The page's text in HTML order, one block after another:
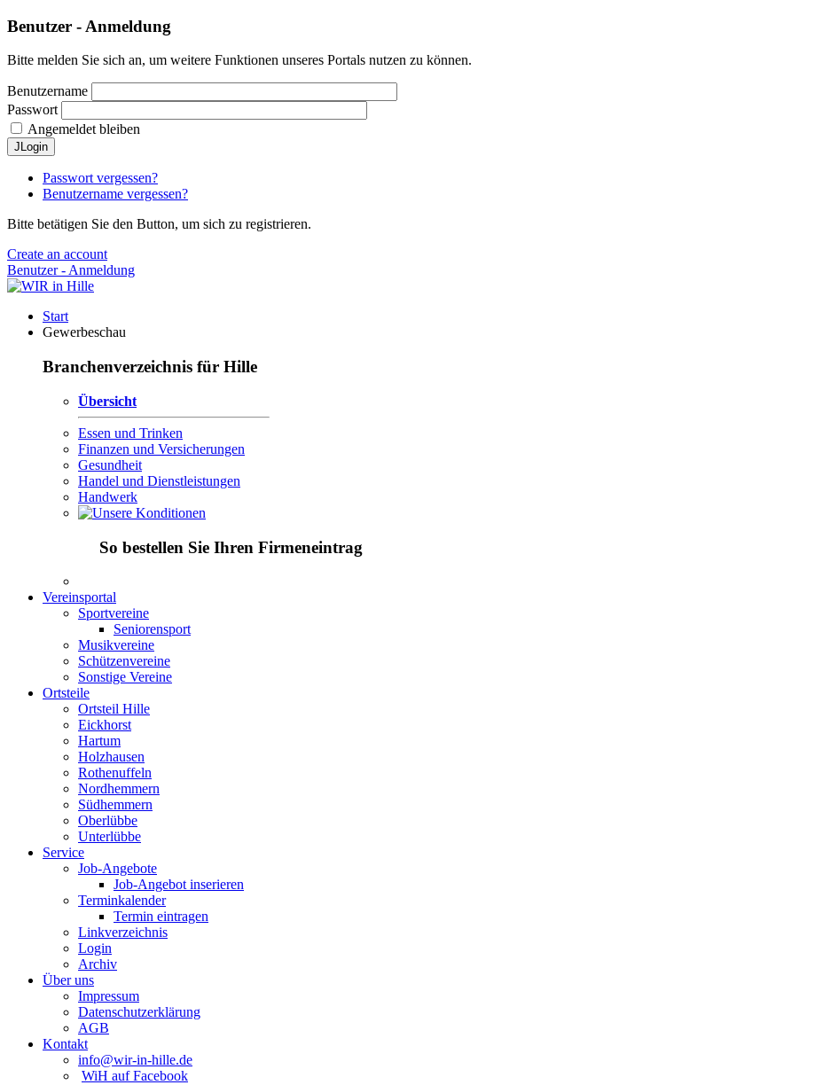
Benutzer - Anmeldung
Bitte melden Sie sich an, um weitere Funktionen unseres Portals nutzen zu können.
Benutzername
Passwort
Angemeldet bleiben
JLogin
Passwort vergessen?
Benutzername vergessen?
Bitte betätigen Sie den Button, um sich zu registrieren.
Create an account
Benutzer - Anmeldung
Start
Gewerbeschau
Branchenverzeichnis für Hille
Übersicht
Essen und Trinken
Finanzen und Versicherungen
Gesundheit
Handel und Dienstleistungen
Handwerk
So bestellen Sie Ihren Firmeneintrag
Vereinsportal
Sportvereine
Seniorensport
Musikvereine
Schützenvereine
Sonstige Vereine
Ortsteile
Ortsteil Hille
Eickhorst
Hartum
Holzhausen
Rothenuffeln
Nordhemmern
Südhemmern
Oberlübbe
Unterlübbe
Service
Job-Angebote
Job-Angebot inserieren
Terminkalender
Termin eintragen
Linkverzeichnis
Login
Archiv
Über uns
Impressum
Datenschutzerklärung
AGB
Kontakt
info@wir-in-hille.de
WiH auf Facebook